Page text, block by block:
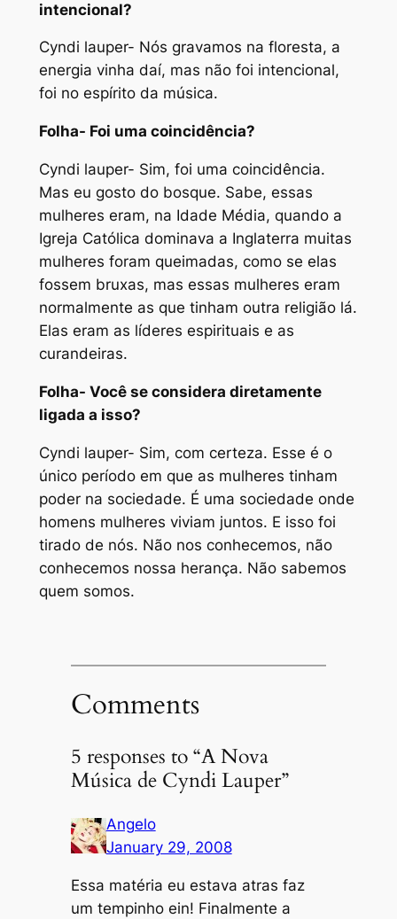
intencional?
Cyndi lauper- Nós gravamos na floresta, a
energia vinha daí, mas não foi intencional,
foi no espírito da música.
Folha- Foi uma coincidência?
Cyndi lauper- Sim, foi uma coincidência.
Mas eu gosto do bosque. Sabe, essas
mulheres eram, na Idade Média, quando a
Igreja Católica dominava a Inglaterra muitas
mulheres foram queimadas, como se elas
fossem bruxas, mas essas mulheres eram
normalmente as que tinham outra religião lá.
Elas eram as líderes espirituais e as
curandeiras.
Folha- Você se considera diretamente
ligada a isso?
Cyndi lauper- Sim, com certeza. Esse é o
único período em que as mulheres tinham
poder na sociedade. É uma sociedade onde
homens mulheres viviam juntos. E isso foi
tirado de nós. Não nos conhecemos, não
conhecemos nossa herança. Não sabemos
quem somos.
Comments
5 responses to “A Nova
Música de Cyndi Lauper”
Angelo
January 29, 2008
Essa matéria eu estava atras faz
um tempinho ein! Finalmente a